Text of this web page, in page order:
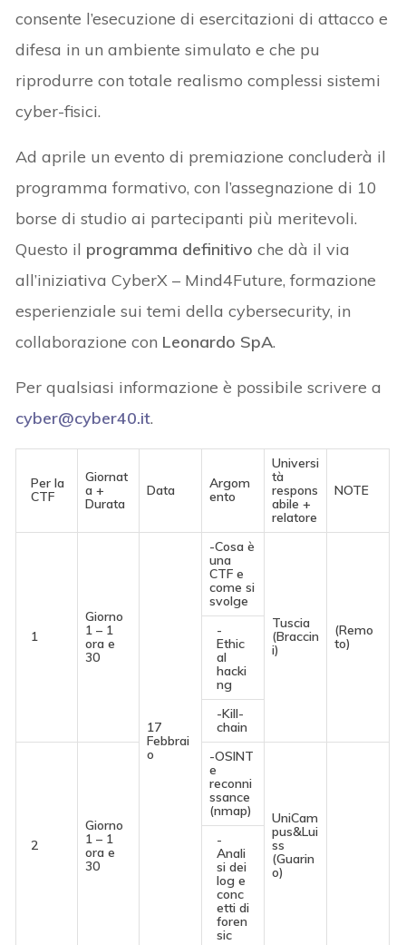
consente l’esecuzione di esercitazioni di attacco e
difesa in un ambiente simulato e che pu
riprodurre con totale realismo complessi sistemi
cyber-fisici.
Ad aprile un evento di premiazione concluderà il
programma formativo, con l’assegnazione di 10
borse di studio ai partecipanti più meritevoli.
Questo il programma definitivo che dà il via
all’iniziativa CyberX – Mind4Future, formazione
esperienziale sui temi della cybersecurity, in
collaborazione con Leonardo SpA.
Per qualsiasi informazione è possibile scrivere a
cyber@cyber40.it.
Per la
CTF
Giornat
a +
Durata
Data
Argom
ento
Universi
tà
respons
abile +
relatore
NOTE
1
Giorno
1 – 1
ora e
30
17
Febbrai
o
-Cosa è
una
CTF e
come si
svolge
Tuscia
(Braccin
i)
(Remo
to)
-
Ethic
al
hacki
ng
-Kill-
chain
2
Giorno
1 – 1
ora e
30
-OSINT
e
reconni
ssance
(nmap)
UniCam
pus&Lui
ss
(Guarin
o)
-
Anali
si dei
log e
conc
etti di
foren
sic